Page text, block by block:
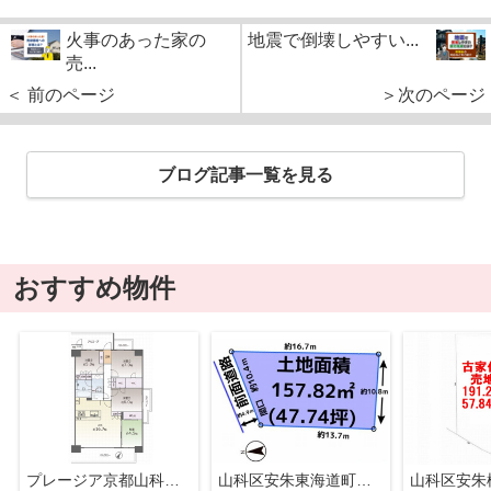
火事のあった家の
売...
＜ 前のページ
地震で倒壊しやすい...
＞次のページ
ブログ記事一覧を見る
おすすめ物件
プレージア京都山科東野
山科区安朱東海道町 売地